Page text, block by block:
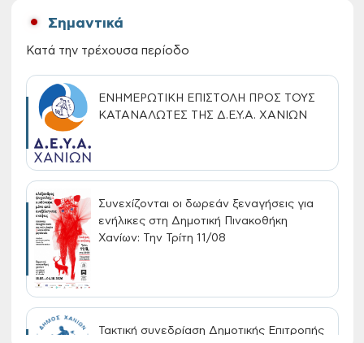
Σημαντικά
Κατά την τρέχουσα περίοδο
ΕΝΗΜΕΡΩΤΙΚΗ ΕΠΙΣΤΟΛΗ ΠΡΟΣ ΤΟΥΣ
ΚΑΤΑΝΑΛΩΤΕΣ ΤΗΣ Δ.Ε.Υ.Α. ΧΑΝΙΩΝ
Συνεχίζονται οι δωρεάν ξεναγήσεις για
ενήλικες στη Δημοτική Πινακοθήκη
Χανίων: Την Τρίτη 11/08
Τακτική συνεδρίαση Δημοτικής Επιτροπής